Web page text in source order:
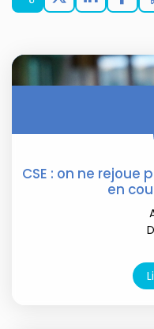
CSE : on ne rejoue
en